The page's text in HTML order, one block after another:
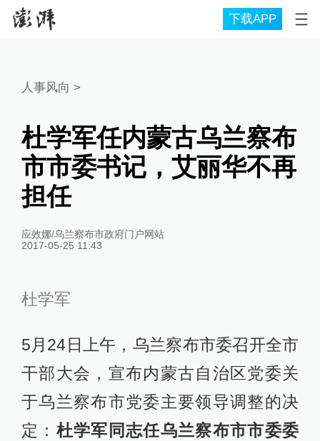
下载APP
人事风向 >
杜学军任内蒙古乌兰察布
市市委书记，艾丽华不再
担任
应效娜/乌兰察布市政府门户网站
2017-05-25 11:43
杜学军
5月24日上午，乌兰察布市委召开全市
干部大会，宣布内蒙古自治区党委关
于乌兰察布市党委主要领导调整的决
定： 杜学军同志任乌兰察布市市委委